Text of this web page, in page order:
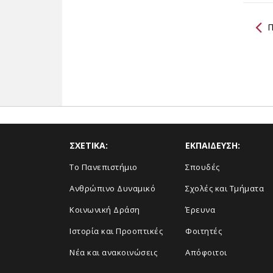
ΣΧΕΤΙΚΑ:
Το Πανεπιστήμιο
Ανθρώπινο Δυναμικό
Κοινωνική Δράση
Ιστορία και Προοπτικές
Νέα και ανακοινώσεις
ΕΚΠΑΙΔΕΥΣΗ:
Σπουδές
Σχολές και Τμήματα
Έρευνα
Φοιτητές
Απόφοιτοι